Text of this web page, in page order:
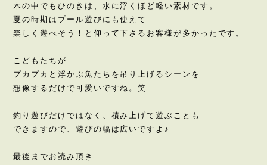
木の中でもひのきは、水に浮くほど軽い素材です。
夏の時期はプール遊びにも使えて
楽しく遊べそう！と仰って下さるお客様が多かったです。
こどもたちが
プカプカと浮かぶ魚たちを吊り上げるシーンを
想像するだけで可愛いですね。笑
釣り遊びだけではなく、積み上げて遊ぶことも
できますので、遊びの幅は広いですよ♪
最後までお読み頂き